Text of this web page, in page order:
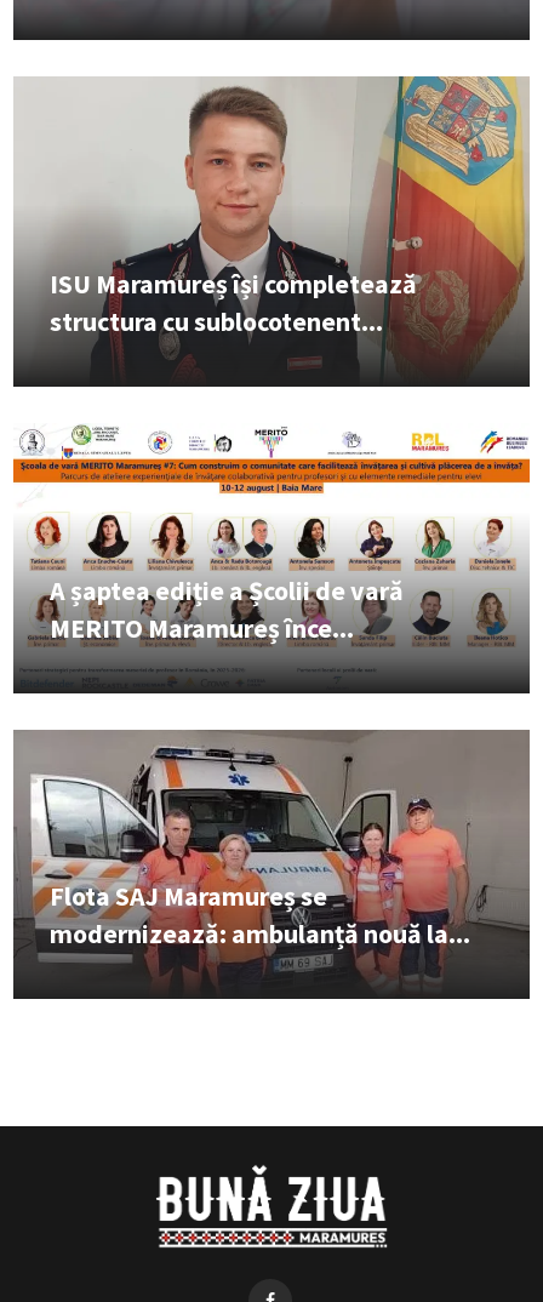
ISU Maramureș își completează
structura cu sublocotenent...
A șaptea ediție a Școlii de vară
MERITO Maramureș înce...
Flota SAJ Maramureș se
modernizează: ambulanță nouă la...